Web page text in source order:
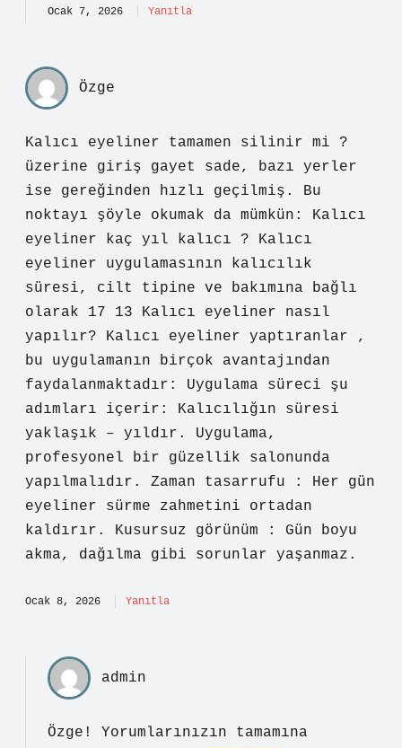
Ocak 7, 2026 Yanıtla
Özge
Kalıcı eyeliner tamamen silinir mi ?
üzerine giriş gayet sade, bazı yerler
ise gereğinden hızlı geçilmiş. Bu
noktayı şöyle okumak da mümkün: Kalıcı
eyeliner kaç yıl kalıcı ? Kalıcı
eyeliner uygulamasının kalıcılık
süresi, cilt tipine ve bakımına bağlı
olarak 17 13 Kalıcı eyeliner nasıl
yapılır? Kalıcı eyeliner yaptıranlar ,
bu uygulamanın birçok avantajından
faydalanmaktadır: Uygulama süreci şu
adımları içerir: Kalıcılığın süresi
yaklaşık – yıldır. Uygulama,
profesyonel bir güzellik salonunda
yapılmalıdır. Zaman tasarrufu : Her gün
eyeliner sürme zahmetini ortadan
kaldırır. Kusursuz görünüm : Gün boyu
akma, dağılma gibi sorunlar yaşanmaz.
Ocak 8, 2026 Yanıtla
admin
Özge! Yorumlarınızın tamamına